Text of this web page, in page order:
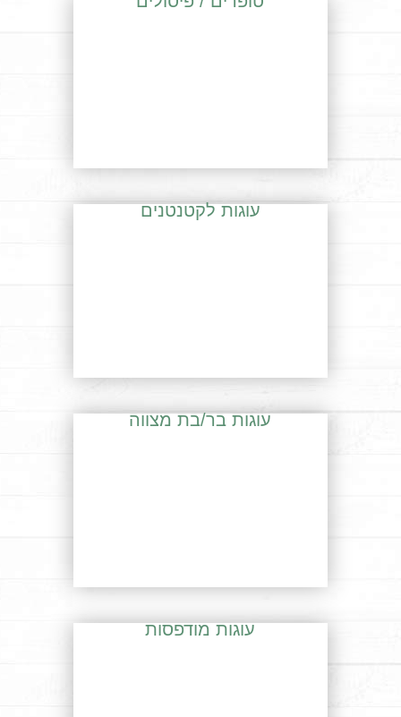
עוגות לקטנטנים
עוגות בר/בת מצווה
עוגות מודפסות